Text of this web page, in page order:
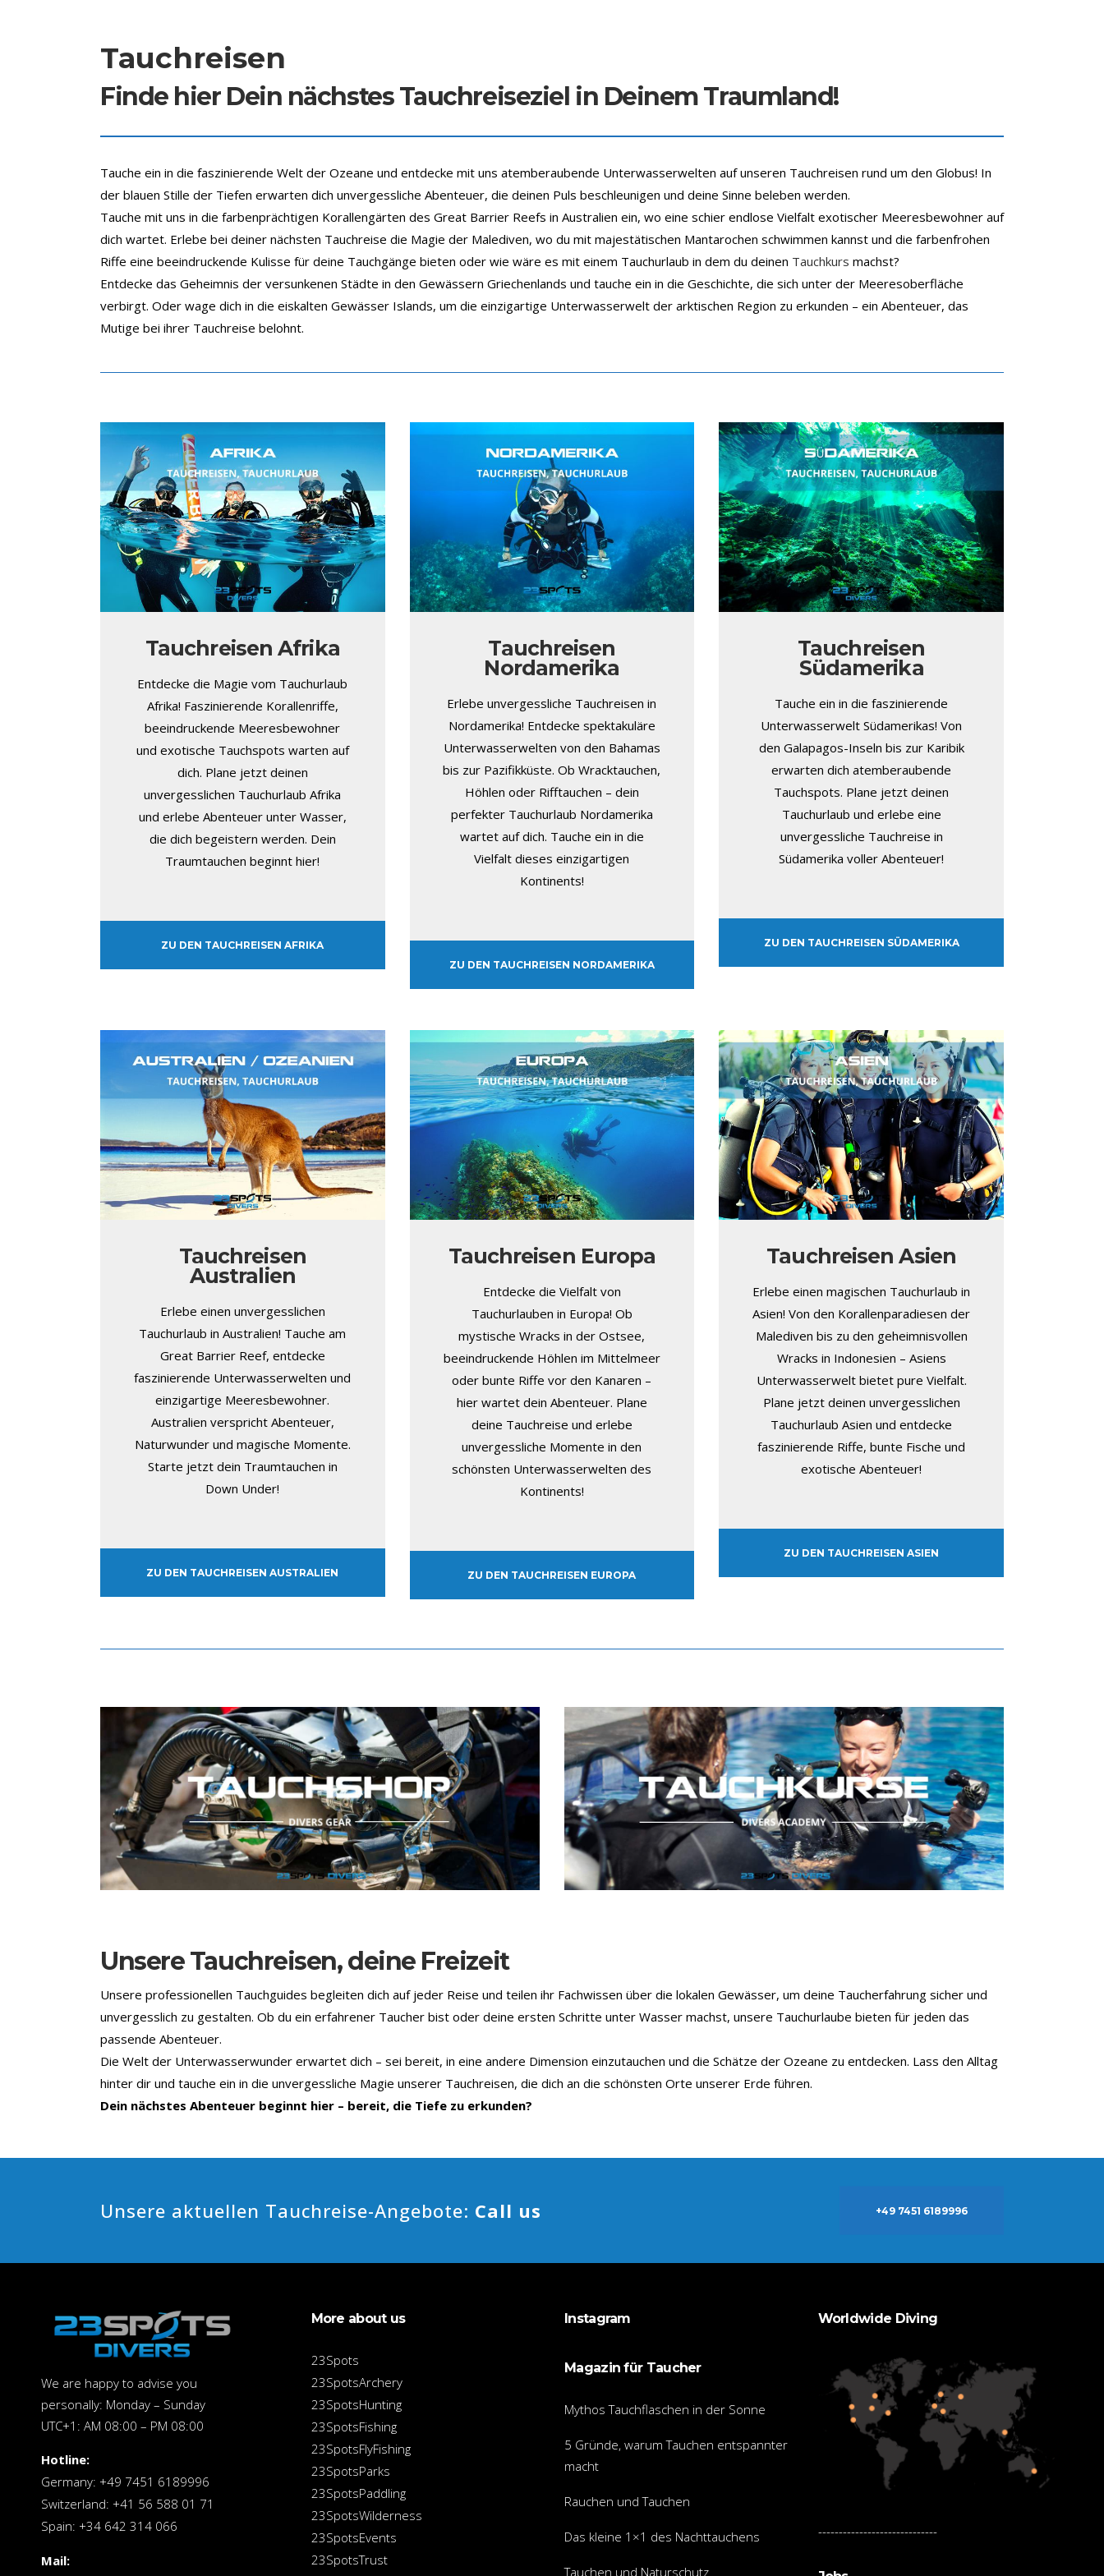
Tauchreisen
Finde hier Dein nächstes Tauchreiseziel in Deinem Traumland!
Tauche ein in die faszinierende Welt der Ozeane und entdecke mit uns atemberaubende Unterwasserwelten auf unseren Tauchreisen rund um den Globus! In
der blauen Stille der Tiefen erwarten dich unvergessliche Abenteuer, die deinen Puls beschleunigen und deine Sinne beleben werden.
Tauche mit uns in die farbenprächtigen Korallengärten des Great Barrier Reefs in Australien ein, wo eine schier endlose Vielfalt exotischer Meeresbewohner auf
dich wartet. Erlebe bei deiner nächsten Tauchreise die Magie der Malediven, wo du mit majestätischen Mantarochen schwimmen kannst und die farbenfrohen
Riffe eine beeindruckende Kulisse für deine Tauchgänge bieten oder wie wäre es mit einem Tauchurlaub in dem du deinen Tauchkurs machst?
Entdecke das Geheimnis der versunkenen Städte in den Gewässern Griechenlands und tauche ein in die Geschichte, die sich unter der Meeresoberfläche
verbirgt. Oder wage dich in die eiskalten Gewässer Islands, um die einzigartige Unterwasserwelt der arktischen Region zu erkunden – ein Abenteuer, das
Mutige bei ihrer Tauchreise belohnt.
Tauchreisen Afrika
Entdecke die Magie vom Tauchurlaub
Afrika! Faszinierende Korallenriffe,
beeindruckende Meeresbewohner
und exotische Tauchspots warten auf
dich. Plane jetzt deinen
unvergesslichen Tauchurlaub Afrika
und erlebe Abenteuer unter Wasser,
die dich begeistern werden. Dein
Traumtauchen beginnt hier!
ZU DEN TAUCHREISEN AFRIKA
Tauchreisen
Nordamerika
Erlebe unvergessliche Tauchreisen in
Nordamerika! Entdecke spektakuläre
Unterwasserwelten von den Bahamas
bis zur Pazifikküste. Ob Wracktauchen,
Höhlen oder Rifftauchen – dein
perfekter Tauchurlaub Nordamerika
wartet auf dich. Tauche ein in die
Vielfalt dieses einzigartigen
Kontinents!
ZU DEN TAUCHREISEN NORDAMERIKA
Tauchreisen
Südamerika
Tauche ein in die faszinierende
Unterwasserwelt Südamerikas! Von
den Galapagos-Inseln bis zur Karibik
erwarten dich atemberaubende
Tauchspots. Plane jetzt deinen
Tauchurlaub und erlebe eine
unvergessliche Tauchreise in
Südamerika voller Abenteuer!
ZU DEN TAUCHREISEN SÜDAMERIKA
Tauchreisen
Australien
Erlebe einen unvergesslichen
Tauchurlaub in Australien! Tauche am
Great Barrier Reef, entdecke
faszinierende Unterwasserwelten und
einzigartige Meeresbewohner.
Australien verspricht Abenteuer,
Naturwunder und magische Momente.
Starte jetzt dein Traumtauchen in
Down Under!
ZU DEN TAUCHREISEN AUSTRALIEN
Tauchreisen Europa
Entdecke die Vielfalt von
Tauchurlauben in Europa! Ob
mystische Wracks in der Ostsee,
beeindruckende Höhlen im Mittelmeer
oder bunte Riffe vor den Kanaren –
hier wartet dein Abenteuer. Plane
deine Tauchreise und erlebe
unvergessliche Momente in den
schönsten Unterwasserwelten des
Kontinents!
ZU DEN TAUCHREISEN EUROPA
Tauchreisen Asien
Erlebe einen magischen Tauchurlaub in
Asien! Von den Korallenparadiesen der
Malediven bis zu den geheimnisvollen
Wracks in Indonesien – Asiens
Unterwasserwelt bietet pure Vielfalt.
Plane jetzt deinen unvergesslichen
Tauchurlaub Asien und entdecke
faszinierende Riffe, bunte Fische und
exotische Abenteuer!
ZU DEN TAUCHREISEN ASIEN
Unsere Tauchreisen, deine Freizeit
Unsere professionellen Tauchguides begleiten dich auf jeder Reise und teilen ihr Fachwissen über die lokalen Gewässer, um deine Taucherfahrung sicher und
unvergesslich zu gestalten. Ob du ein erfahrener Taucher bist oder deine ersten Schritte unter Wasser machst, unsere Tauchurlaube bieten für jeden das
passende Abenteuer.
Die Welt der Unterwasserwunder erwartet dich – sei bereit, in eine andere Dimension einzutauchen und die Schätze der Ozeane zu entdecken. Lass den Alltag
hinter dir und tauche ein in die unvergessliche Magie unserer Tauchreisen, die dich an die schönsten Orte unserer Erde führen.
Dein nächstes Abenteuer beginnt hier – bereit, die Tiefe zu erkunden?
Unsere aktuellen Tauchreise-Angebote: Call us +49 7451 6189996
We are happy to advise you
personally: Monday – Sunday
UTC+1: AM 08:00 – PM 08:00
Hotline:
Germany: +49 7451 6189996
Switzerland: +41 56 588 01 71
Spain: +34 642 314 066
Mail:
More about us
23Spots
23SpotsArchery
23SpotsHunting
23SpotsFishing
23SpotsFlyFishing
23SpotsParks
23SpotsPaddling
23SpotsWilderness
23SpotsEvents
23SpotsTrust
Instagram
Magazin für Taucher
Mythos Tauchflaschen in der Sonne
5 Gründe, warum Tauchen entspannter
macht
Rauchen und Tauchen
Das kleine 1×1 des Nachttauchens
Tauchen und Naturschutz
Worldwide Diving
-----------------------------